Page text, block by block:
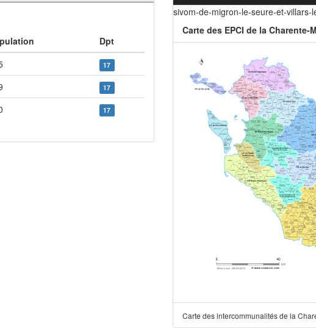
Dpt
17
17
17
sivom-de-migron-le-seure-et-villars-
Carte des EPCI de la Charente-
Carte des intercommunalités de la